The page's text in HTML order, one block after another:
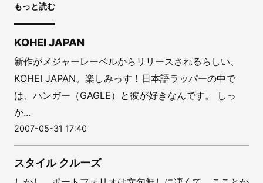
もっと読む
KOHEI JAPAN
新作がメジャーレーベルからリリースされるらしい、
KOHEI JAPAN。楽しみっす！日本語ラッパーの中で
は、ハンガー（GAGLE）と彼が好きなんです。 しっ
か...
2007-05-31 17:40
スタイル クルーズ